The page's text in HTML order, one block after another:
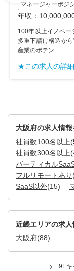
マネージャーポジ
年収：
100年以上イノベ
多重下請け構造か
産業のポテン...
★この求人の詳
大阪府の求人情
社員数100名以上
社員数300名以上
バーティカル
フルリモートあり
SaaS以外(15)
近畿エリアの求
大阪府(88)
9Eキ